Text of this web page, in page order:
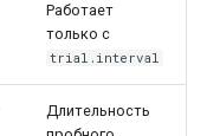
Работает
только с
trial.interval
Длительность